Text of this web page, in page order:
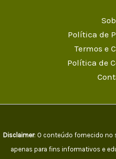
Política de
Termos e
Política de
Disclaimer: O conteúdo fornecido
apenas para fins informativos e